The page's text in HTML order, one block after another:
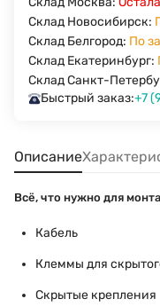
Склад Новосибирск:
Склад Белгород: По
Склад Екатеринбург:
Склад Санкт-
Быстрый заказ:+7
Описание
Всё, что нужно для
Кабель
Клеммы для
Скрытые крепления